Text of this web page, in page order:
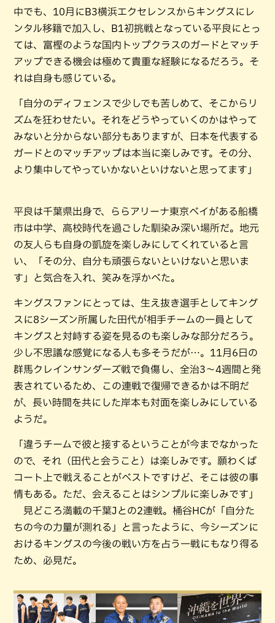
中でも、10月にB3横浜エクセレンスからキングスにレ
ンタル移籍で加入し、B1初挑戦となっている平良にとっ
ては、富樫のような国内トップクラスのガードとマッチ
アップできる機会は極めて貴重な経験になるだろう。そ
れは自身も感じている。
「自分のディフェンスで少しでも苦しめて、そこからリ
ズムを狂わせたい。それをどうやっていくのかはやって
みないと分からない部分もありますが、日本を代表する
ガードとのマッチアップは本当に楽しみです。その分、
より集中してやっていかないといけないと思ってます」
平良は千葉県出身で、ららアリーナ東京ベイがある船橋
市は中学、高校時代を過ごした馴染み深い場所だ。地元
の友人らも自身の凱旋を楽しみにしてくれていると言
い、「その分、自分も頑張らないといけないと思いま
す」と気合を入れ、笑みを浮かべた。
キングスファンにとっては、生え抜き選手としてキング
スに8シーズン所属した田代が相手チームの一員として
キングスと対峙する姿を見るのも楽しみな部分だろう。
少し不思議な感覚になる人も多そうだが…。11月6日の
群馬クレインサンダーズ戦で負傷し、全治3〜4週間と発
表されているため、この連戦で復帰できるかは不明だ
が、長い時間を共にした岸本も対面を楽しみにしている
ようだ。
「違うチームで彼と接するということが今までなかった
ので、それ（田代と会うこと）は楽しみです。願わくば
コート上で戦えることがベストですけど、そこは彼の事
情もある。ただ、会えることはシンプルに楽しみです」
見どころ満載の千葉Jとの2連戦。桶谷HCが「自分た
ちの今の力量が測れる」と言ったように、今シーズンに
おけるキングスの今後の戦い方を占う一戦にもなり得る
ため、必見だ。